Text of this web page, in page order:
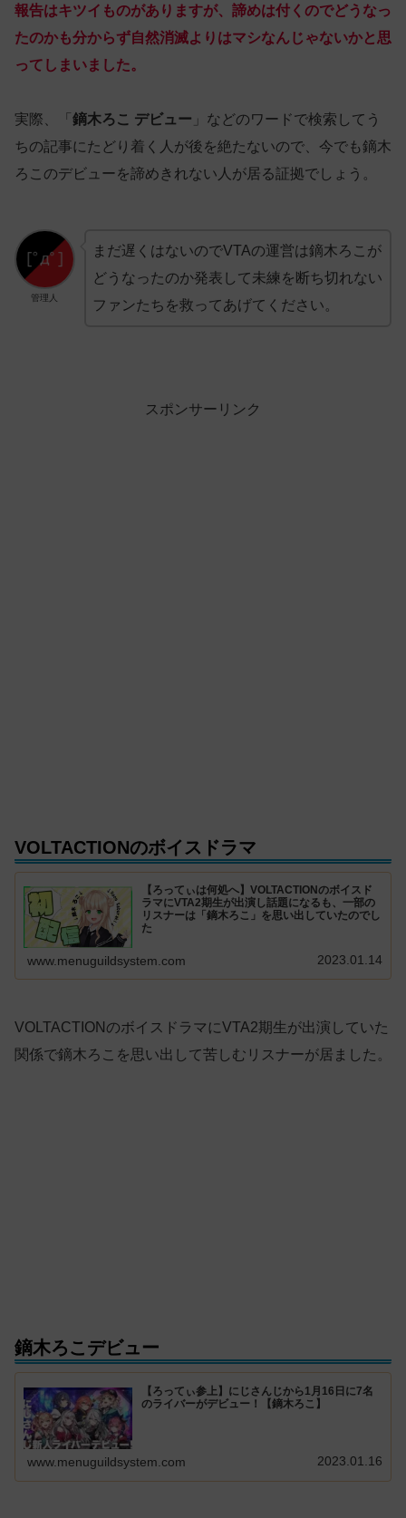
報告はキツイものがありますが、諦めは付くのでどうなっ
たのかも分からず自然消滅よりはマシなんじゃないかと思
ってしまいました。
実際、「 鏑木ろこ デビュー 」などのワードで検索してう
ちの記事にたどり着く人が後を絶たないので、今でも鏑木
ろこのデビューを諦めきれない人が居る証拠でしょう。
管理人
まだ遅くはないのでVTAの運営は鏑木ろこが
どうなったのか発表して未練を断ち切れない
ファンたちを救ってあげてください。
スポンサーリンク
VOLTACTIONのボイスドラマ
【ろってぃは何処へ】VOLTACTIONのボイスド
ラマにVTA2期生が出演し話題になるも、一部の
リスナーは「鏑木ろこ」を思い出していたのでし
た
www.menuguildsystem.com 2023.01.14
VOLTACTIONのボイスドラマにVTA2期生が出演していた
関係で鏑木ろこを思い出して苦しむリスナーが居ました。
鏑木ろこデビュー
【ろってぃ参上】にじさんじから1月16日に7名
のライバーがデビュー！【鏑木ろこ】
www.menuguildsystem.com 2023.01.16